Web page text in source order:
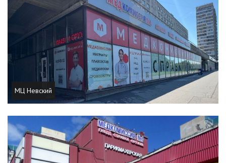
МЦ Невский